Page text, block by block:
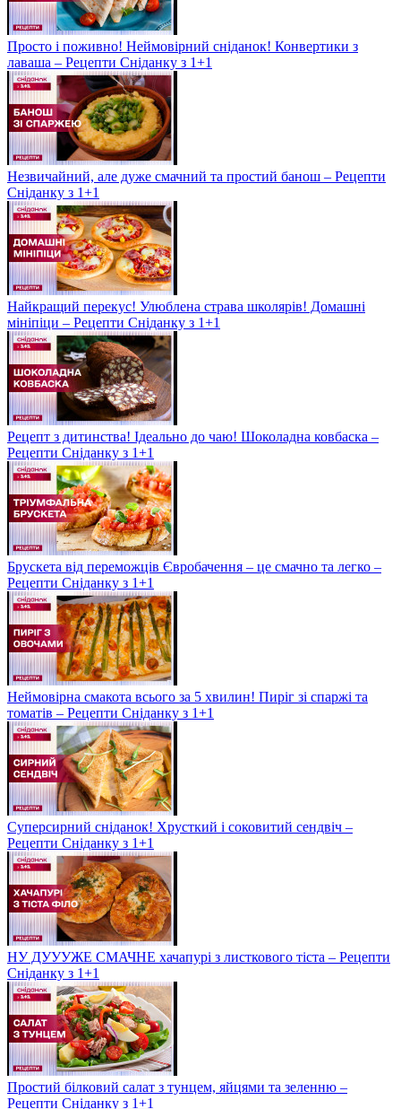
Просто і поживно! Неймовірний сніданок! Конвертики з
лаваша – Рецепти Сніданку з 1+1
Незвичайний, але дуже смачний та простий банош – Рецепти
Сніданку з 1+1
Найкращий перекус! Улюблена страва школярів! Домашні
мініпіци – Рецепти Сніданку з 1+1
Рецепт з дитинства! Ідеально до чаю! Шоколадна ковбаска –
Рецепти Сніданку з 1+1
Брускета від переможців Євробачення – це смачно та легко –
Рецепти Сніданку з 1+1
Неймовірна смакота всього за 5 хвилин! Пиріг зі спаржі та
томатів – Рецепти Сніданку з 1+1
Суперсирний сніданок! Хрусткий і соковитий сендвіч –
Рецепти Сніданку з 1+1
НУ ДУУУЖЕ СМАЧНЕ хачапурі з листкового тіста – Рецепти
Сніданку з 1+1
Простий білковий салат з тунцем, яйцями та зеленню –
Рецепти Сніданку з 1+1